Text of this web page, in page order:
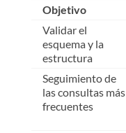
Objetivo
Validar el
esquema y la
estructura
Seguimiento de
las consultas más
frecuentes